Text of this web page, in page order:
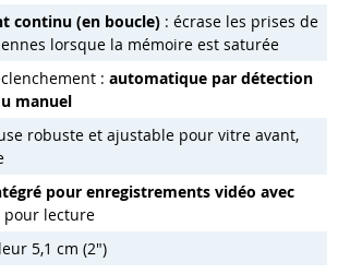
continu (en boucle) : écrase les prises de
lorsque la mémoire est saturée
: automatique par détection
manuel
robuste et ajustable pour vitre avant,
pour enregistrements vidéo avec
lecture
5,1 cm (2")